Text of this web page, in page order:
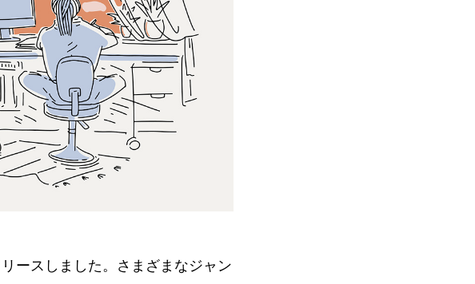
ースしました。さまざまなジャン